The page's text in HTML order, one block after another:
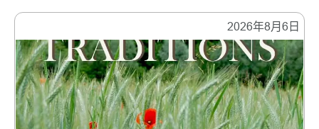
2026年8月6日